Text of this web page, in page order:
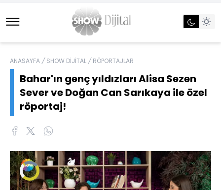
ANASAYFA / SHOW DİJİTAL / RÖPORTAJLAR
Bahar'ın genç yıldızları Alisa Sezen
Sever ve Doğan Can Sarıkaya ile özel
röportaj!